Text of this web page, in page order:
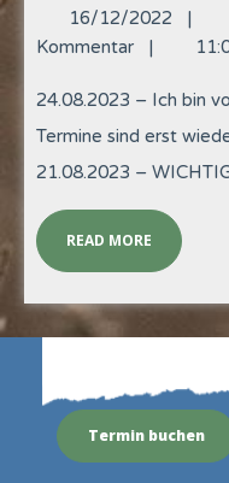
16/12/2022 |
Kommentar
|
24.08.2023 – Ich bin vom 04.-17.09.2023 im Urlaub.
Termine sind erst
21.08.2023 –
READ MORE
Termin buchen